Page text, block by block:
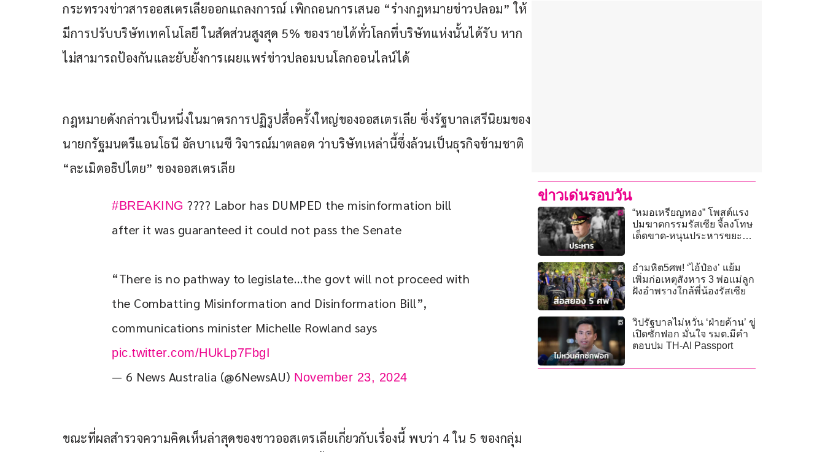
กระทรวงข่าวสารออสเตรเลียออกแถลงการณ์ เพิกถอนการเสนอ “ร่างกฎหมายข่าวปลอม” ให้
มีการปรับบริษัทเทคโนโลยี ในสัดส่วนสูงสุด 5% ของรายได้ทั่วโลกที่บริษัทแห่งนั้นได้รับ หาก
ไม่สามารถป้องกันและยับยั้งการเผยแพร่ข่าวปลอมบนโลกออนไลน์ได้
กฎหมายดังกล่าวเป็นหนึ่งในมาตรการปฏิรูปสื่อครั้งใหญ่ของออสเตรเลีย ซึ่งรัฐบาลเสรีนิยมของ
นายกรัฐมนตรีแอนโธนี อัลบาเนซี วิจารณ์มาตลอด ว่าบริษัทเหล่านี้ซึ่งล้วนเป็นธุรกิจข้ามชาติ
“ละเมิดอธิปไตย” ของออสเตรเลีย
#BREAKING ???? Labor has DUMPED the misinformation bill
after it was guaranteed it could not pass the Senate
“There is no pathway to legislate…the govt will not proceed with
the Combatting Misinformation and Disinformation Bill”,
communications minister Michelle Rowland says
pic.twitter.com/HUkLp7FbgI
— 6 News Australia (@6NewsAU) November 23, 2024
ขณะที่ผลสำรวจความคิดเห็นล่าสุดของชาวออสเตรเลียเกี่ยวกับเรื่องนี้ พบว่า 4 ใน 5 ของกลุ่ม
ข่าวเด่นรอบวัน
“หมอเหรียญทอง” โพสต์แรง
ปมฆาตกรรมรัสเซีย จี้ลงโทษ
เด็ดขาด-หนุนประหารขยะ
อำมหิต5ศพ! ‘ไอ้ป๋อง’ แย้ม
เพิ่มก่อเหตุสังหาร 3 พ่อแม่ลูก
ฝังอำพรางใกล้พี่น้องรัสเซีย
วิปรัฐบาลไม่หวั่น ‘ฝ่ายค้าน’ ขู่
เปิดซักฟอก มั่นใจ รมต.มีคำ
ตอบปม TH-AI Passport